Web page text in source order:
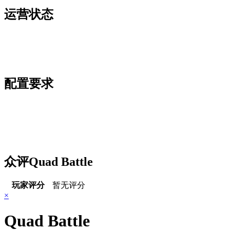
运营状态
配置要求
众评Quad Battle
玩家评分
暂无评分
×
Quad Battle